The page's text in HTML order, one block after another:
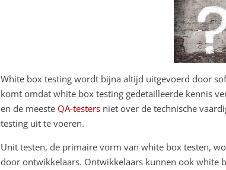
White box testing wordt bijna altijd uitgevoerd door
komt omdat white box testing gedetailleerde kennis
en de meeste QA-testers niet over de technische
testing uit te voeren.
Unit testen, de primaire vorm van white box testen,
door ontwikkelaars. Ontwikkelaars kunnen ook white